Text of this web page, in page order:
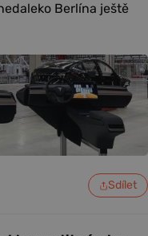
Berlína ještě
Sdílet